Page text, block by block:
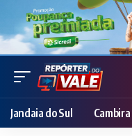
Jandaia do Sul Cambira